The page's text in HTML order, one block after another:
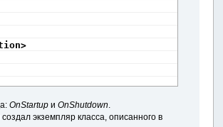
>
OnStartup иOnShutdown.
экземпляр класса, описанного в